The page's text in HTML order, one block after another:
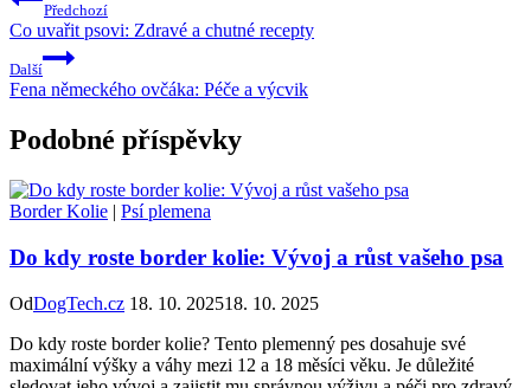
Předchozí
Co uvařit psovi: Zdravé a chutné recepty
Další
Fena německého ovčáka: Péče a výcvik
Podobné příspěvky
Border Kolie | Psí plemena
Do kdy roste border kolie: Vývoj a růst vašeho psa
OdDogTech.cz 18. 10. 202518. 10. 2025
Do kdy roste border kolie? Tento plemenný pes dosahuje své
maximální výšky a váhy mezi 12 a 18 měsíci věku. Je důležité